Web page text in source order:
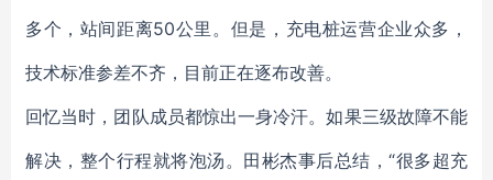
多个，站间距离50公里。但是，充电桩运营企业众多，
技术标准参差不齐，目前正在逐布改善。
回忆当时，团队成员都惊出一身冷汗。如果三级故障不能
解决，整个行程就将泡汤。田彬杰事后总结，“很多超充